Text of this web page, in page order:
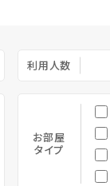
利用人数
お部屋
タイプ